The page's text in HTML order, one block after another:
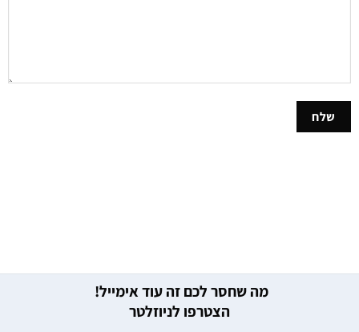
מה שחסר לכם זה עוד אימייל!
הצטרפו לניוזלטר